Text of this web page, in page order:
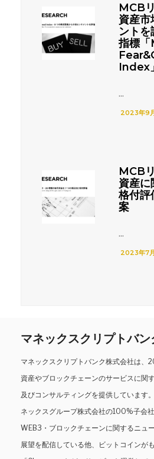
MCB
資産市
ントを
指標
Index
...
2023年9
MCB
資産に
格付評
案
...
2023年7
マネックスクリプトバン
マネックスクリプトバンク株式会社は、
資産やブロックチェーンのサービスに関
及びコンサルティングを提供しています
ネックスグループ株式会社の100%子会
WEB3・ブロックチェーンに関するニュ
展望を配信している他、ビットコインが